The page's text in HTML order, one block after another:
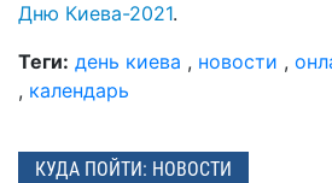
Дню Киева-2021.
Теги: день киева , новости ,
, календарь
КУДА ПОЙТИ: НОВОСТИ